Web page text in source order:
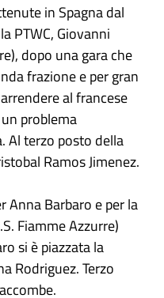
in Spagna dal
PTWC, Giovanni
dopo una gara che
frazione e per gran
al francese
problema
Al terzo posto della
Ramos Jimenez.
Anna Barbaro e per la
Fiamme Azzurre)
si è piazzata la
Rodriguez. Terzo